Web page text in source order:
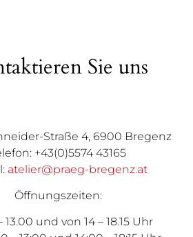
Sie uns
Straße 4, 6900 Bregenz
+43(0)5574 43165
atelier@praeg-bregenz.at
Öffnungszeiten:
13.00 und von 14 – 18.15 Uhr